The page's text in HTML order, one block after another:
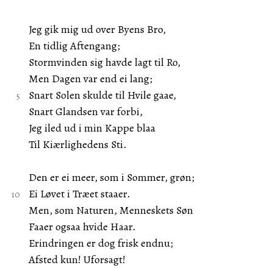
Jeg gik mig ud over Byens Bro,
En tidlig Aftengang;
Stormvinden sig havde lagt til Ro,
Men Dagen var end ei lang;
Snart Solen skulde til Hvile gaae,
Snart Glandsen var forbi,
Jeg iled ud i min Kappe blaa
Til Kiærlighedens Sti.
Den er ei meer, som i Sommer, grøn;
Ei Løvet i Træet staaer.
Men, som Naturen, Menneskets Søn
Faaer ogsaa hvide Haar.
Erindringen er dog frisk endnu;
Afsted kun! Uforsagt!